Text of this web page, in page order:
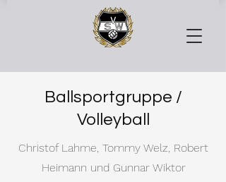
Ballsportgruppe /
Volleyball
Christof Lahme, Tommy Welz, Robert
Heimann und Gunnar Wiktor